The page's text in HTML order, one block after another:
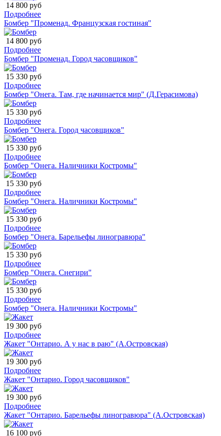
14 800 руб
Подробнее
Бомбер "Променад. Французская гостиная"
14 800 руб
Подробнее
Бомбер "Променад. Город часовщиков"
15 330 руб
Подробнее
Бомбер "Онега. Там, где начинается мир" (Д.Герасимова)
15 330 руб
Подробнее
Бомбер "Онега. Город часовщиков"
15 330 руб
Подробнее
Бомбер "Онега. Наличники Костромы"
15 330 руб
Подробнее
Бомбер "Онега. Наличники Костромы"
15 330 руб
Подробнее
Бомбер "Онега. Барельефы линогравюра"
15 330 руб
Подробнее
Бомбер "Онега. Снегири"
15 330 руб
Подробнее
Бомбер "Онега. Наличники Костромы"
19 300 руб
Подробнее
Жакет "Онтарио. А у нас в раю" (А.Островская)
19 300 руб
Подробнее
Жакет "Онтарио. Город часовщиков"
19 300 руб
Подробнее
Жакет "Онтарио. Барельефы линогравюра" (А.Островская)
16 100 руб